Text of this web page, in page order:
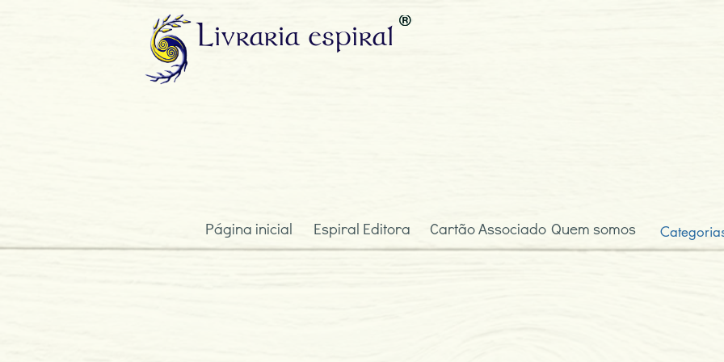
Livraria espiral
Página inicial Espiral Editora Cartão Associado Quem somos